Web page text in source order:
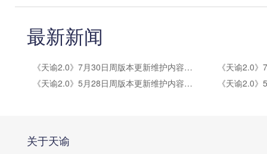
最新新闻
《天谕2.0》7月30日周版本更新维护内容公告
《天谕2.0》5月28日周版本更新维护内容公告
关于天谕